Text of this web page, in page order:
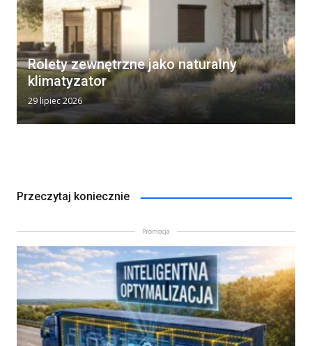
Rolety zewnętrzne jako naturalny
klimatyzator
29 lipiec 2026
Przeczytaj koniecznie
Promocja